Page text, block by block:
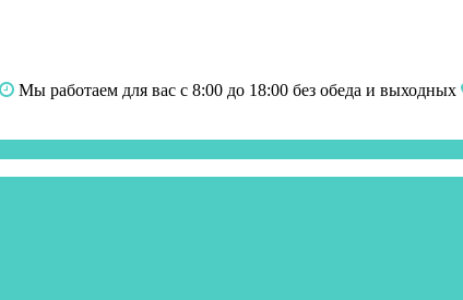
Мы работаем для вас с 8:00 до 18:00 без обеда и выходных